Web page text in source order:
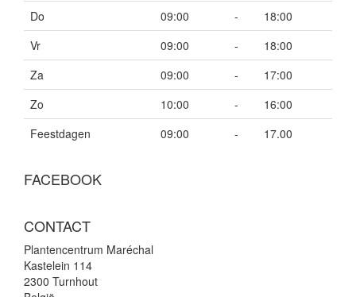
Do
09:00 -
18:00
Vr
09:00 -
18:00
Za
09:00 -
17:00
Zo
10:00 -
16:00
Feestdagen
09:00 - 17.00
FACEBOOK
CONTACT
Plantencentrum Maréchal
Kastelein 114
2300 Turnhout